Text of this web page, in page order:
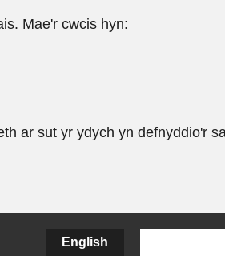
Mae'r cwcis hyn:
ar sut yr ydych yn defnyddio'r
English